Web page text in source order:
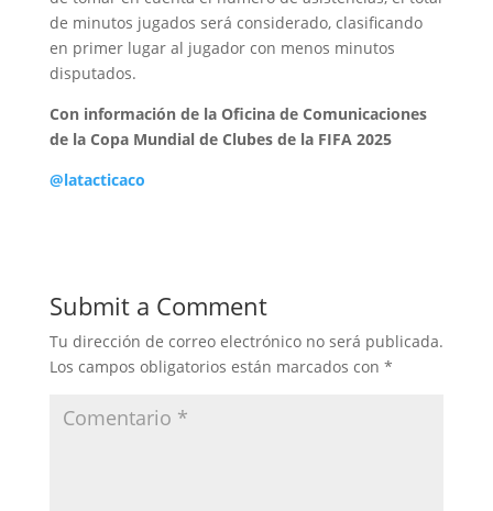
de minutos jugados será considerado, clasificando
en primer lugar al jugador con menos minutos
disputados.
Con información de la Oficina de Comunicaciones
de la Copa Mundial de Clubes de la FIFA 2025
@latacticaco
Submit a Comment
Tu dirección de correo electrónico no será publicada.
Los campos obligatorios están marcados con *